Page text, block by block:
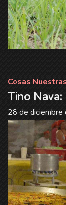
Tino
Cosas Nuestras
28 de